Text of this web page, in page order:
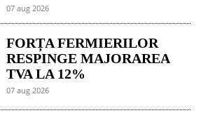
07 aug 2026
FORȚA FERMIERILOR
RESPINGE MAJORAREA
TVA LA 12%
07 aug 2026